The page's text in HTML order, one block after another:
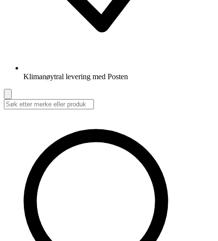
Klimanøytral levering med Posten